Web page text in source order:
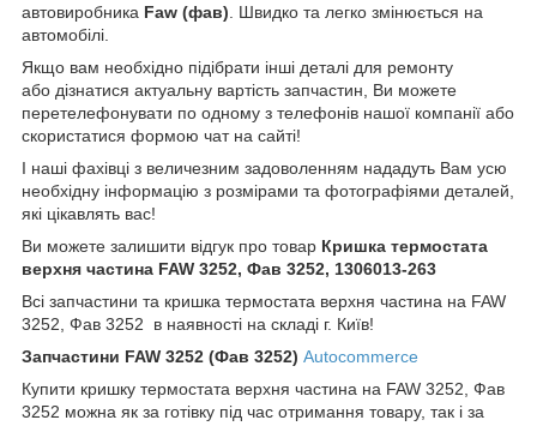
автовиробника Faw (фав) . Швидко та легко змінюється на
автомобілі.
Якщо вам необхідно підібрати інші деталі для ремонту
або дізнатися актуальну вартість запчастин, Ви можете
перетелефонувати по одному з телефонів нашої компанії або
скористатися формою чат на сайті!
І наші фахівці з величезним задоволенням нададуть Вам усю
необхідну інформацію з розмірами та фотографіями деталей,
які цікавлять вас!
Ви можете залишити відгук про товар Кришка термостата
верхня частина FAW 3252, Фав 3252, 1306013-263
Всі запчастини та кришка термостата верхня частина на FAW
3252, Фав 3252 в наявності на складі г. Київ!
Запчастини FAW 3252 (Фав 3252) Autocommerce
Купити кришку термостата верхня частина на FAW 3252, Фав
3252 можна як за готівку під час отримання товару, так і за